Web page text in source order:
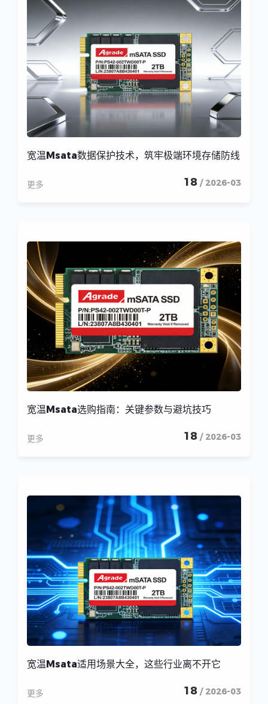
宽温Msata数据保护技术，筑牢极端环境存储防线
更多 18 / 2026-03
宽温Msata选购指南：关键参数与避坑技巧
更多 18 / 2026-03
宽温Msata适用场景大全，这些行业离不开它
更多 18 / 2026-03